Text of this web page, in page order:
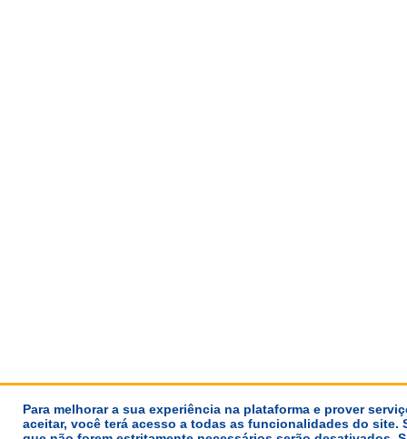
Para melhorar a sua experiência na plataforma e prover
aceitar, você terá acesso a todas as funcionalidades do site.